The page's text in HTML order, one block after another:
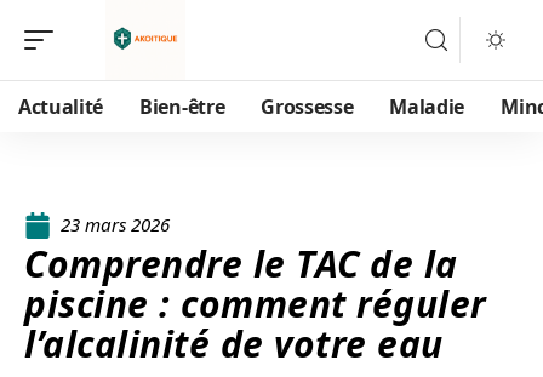
Actualité Bien-être Grossesse Maladie
23 mars 2026
Comprendre le TAC de la
piscine : comment réguler
l’alcalinité de votre eau